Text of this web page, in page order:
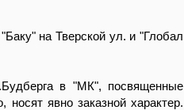
на Тверской ул. и "Глобал
в "МК", посвященные
носят явно заказной характер.